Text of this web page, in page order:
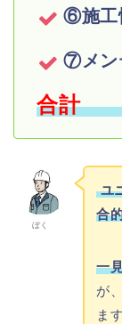
⑥施
⑦メン
合計
ぼく
ユ
合
一
が
ま